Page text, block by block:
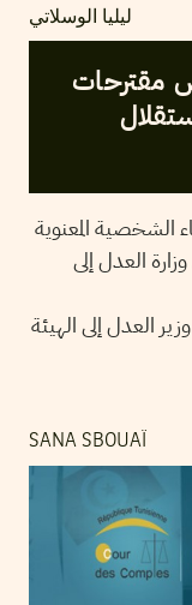
ليليا الوسلاتي
مقترحات
العدل إلى
العدل إلى الهيئة
SANA SBOUAÏ